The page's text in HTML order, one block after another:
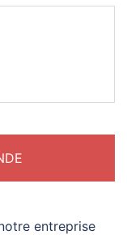
entreprise